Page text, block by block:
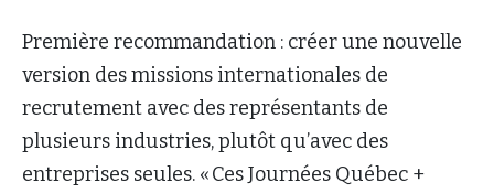
Première recommandation : créer une nouvelle
version des missions internationales de
recrutement avec des représentants de
plusieurs industries, plutôt qu’avec des
entreprises seules. « Ces Journées Québec +